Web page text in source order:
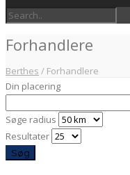
Forhandlere
Berthes / Forhandlere
Din placering
Søge radius
Resultater